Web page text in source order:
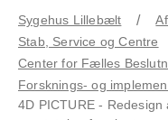
Sygehus Lillebælt
Stab, Service og Centre
Center for Fælles
Forsknings- og
4D PICTURE -